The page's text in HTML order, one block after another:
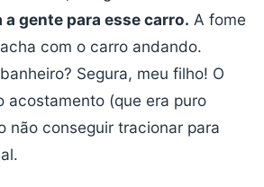
a gente para esse carro. A fome
com o carro andando.
Segura, meu filho! O
acostamento (que era puro
não conseguir tracionar para